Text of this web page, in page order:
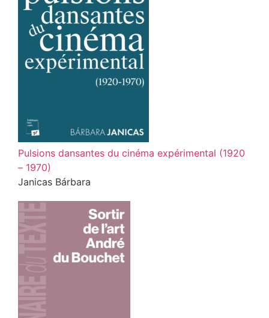
Pulsions dansantes du cinéma expérimental (1920
– 1970)
Janicas Bárbara